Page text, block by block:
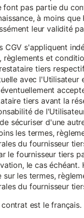
font pas partie du
à moins que
leur validité
CGV s'appliquent
règlements et
tiers
avec l'Utilisateur
tiers avant la
de
sécuriser d'une
les termes,
du fournisseur
le fournisseur tiers
le cas échéant.
sur les termes,
du fournisseur
contrat est le français.